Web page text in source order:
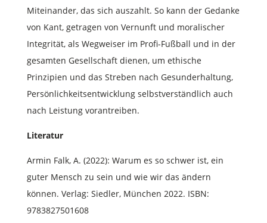
Miteinander, das sich auszahlt. So kann der Gedanke
von Kant, getragen von Vernunft und moralischer
Integrität, als Wegweiser im Profi-Fußball und in der
gesamten Gesellschaft dienen, um ethische
Prinzipien und das Streben nach Gesunderhaltung,
Persönlichkeitsentwicklung selbstverständlich auch
nach Leistung vorantreiben.
Literatur
Armin Falk, A. (2022): Warum es so schwer ist, ein
guter Mensch zu sein und wie wir das ändern
können. Verlag: Siedler, München 2022. ISBN:
9783827501608